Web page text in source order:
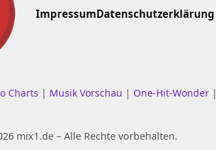
ImpressumDatenschutzerklärung
Charts | Musik Vorschau | One-Hit-Wonder |
mix1.de – Alle Rechte vorbehalten.